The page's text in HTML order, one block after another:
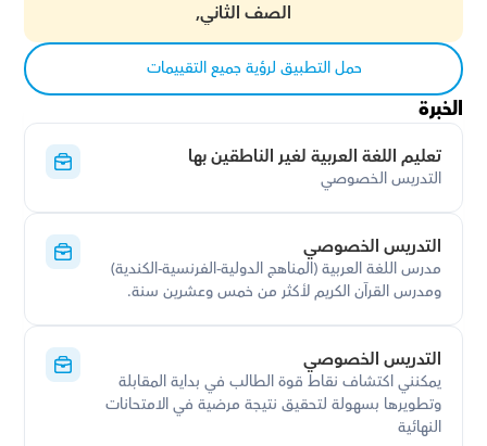
الصف الثاني,
حمل التطبيق لرؤية جميع التقييمات
الخبرة
تعليم اللغة العربية لغير الناطقين بها
التدريس الخصوصي
التدريس الخصوصي
ومدرس القرآن الكريم لأكثر من خمس وعشرين سنة.
التدريس الخصوصي
النهائية